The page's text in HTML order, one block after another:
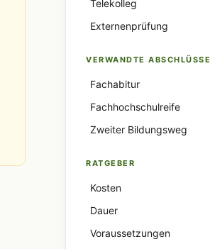
Telekolleg
Externenprüfung
VERWANDTE ABSCHLÜSSE
Fachabitur
Fachhochschulreife
Zweiter Bildungsweg
RATGEBER
Kosten
Dauer
Voraussetzungen